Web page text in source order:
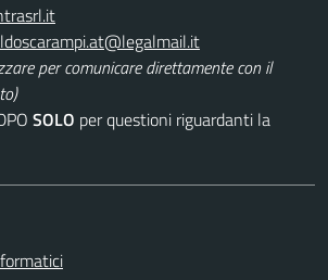
per comunicare direttamente con il
SOLO per questioni riguardanti la